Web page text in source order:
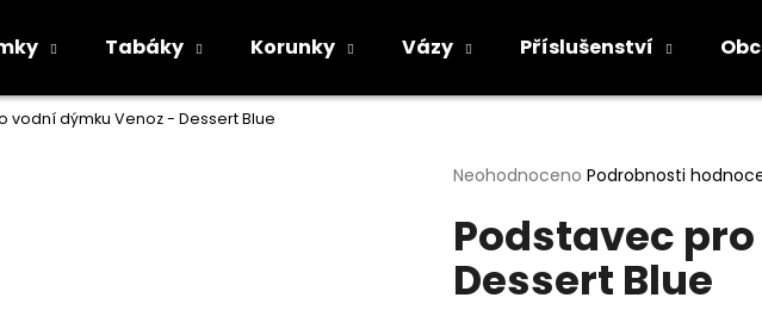
Tabáky Korunky Vázy Příslušenství
vodní dýmku Venoz - Dessert Blue
Průměrné
produktu
je
0,0
Neohodnoceno Podrobnosti
Podstavec
Dessert Blue
Co potřebujete najít?
HLEDAT